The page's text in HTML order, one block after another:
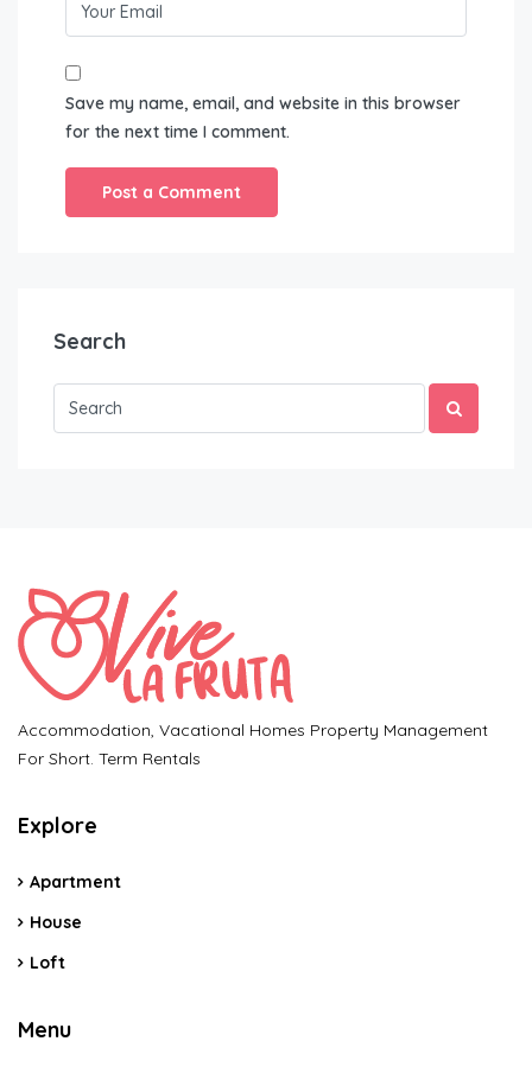
Save my name, email, and website in this browser
for the next time I comment.
Search
Accommodation, Vacational Homes Property Management
For Short. Term Rentals
Explore
Apartment
House
Loft
Menu